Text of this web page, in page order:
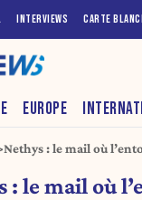
INTERVIEWS CARTE
EUROPE
Nethys : le mail où
: le mail où